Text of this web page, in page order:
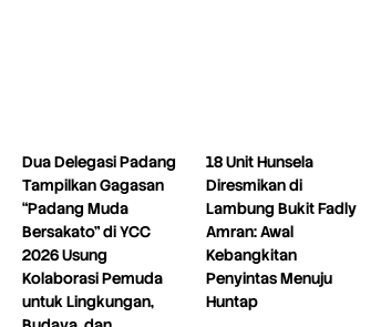
Dua Delegasi Padang
Tampilkan Gagasan
“Padang Muda
Bersakato” di YCC
2026 Usung
Kolaborasi Pemuda
untuk Lingkungan,
18 Unit Hunsela
Diresmikan di
Lambung Bukit Fadly
Amran: Awal
Kebangkitan
Penyintas Menuju
Huntap